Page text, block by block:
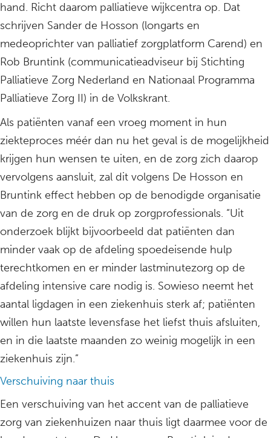
hand. Richt daarom palliatieve wijkcentra op. Dat
schrijven Sander de Hosson (longarts en
medeoprichter van palliatief zorgplatform Carend) en
Rob Bruntink (communicatieadviseur bij Stichting
Palliatieve Zorg Nederland en Nationaal Programma
Palliatieve Zorg II) in de Volkskrant.
Als patiënten vanaf een vroeg moment in hun
ziekteproces méér dan nu het geval is de mogelijkheid
krijgen hun wensen te uiten, en de zorg zich daarop
vervolgens aansluit, zal dit volgens De Hosson en
Bruntink effect hebben op de benodigde organisatie
van de zorg en de druk op zorgprofessionals. “Uit
onderzoek blijkt bijvoorbeeld dat patiënten dan
minder vaak op de afdeling spoedeisende hulp
terechtkomen en er minder lastminutezorg op de
afdeling intensive care nodig is. Sowieso neemt het
aantal ligdagen in een ziekenhuis sterk af; patiënten
willen hun laatste levensfase het liefst thuis afsluiten,
en in die laatste maanden zo weinig mogelijk in een
ziekenhuis zijn.”
Verschuiving naar thuis
Een verschuiving van het accent van de palliatieve
zorg van ziekenhuizen naar thuis ligt daarmee voor de